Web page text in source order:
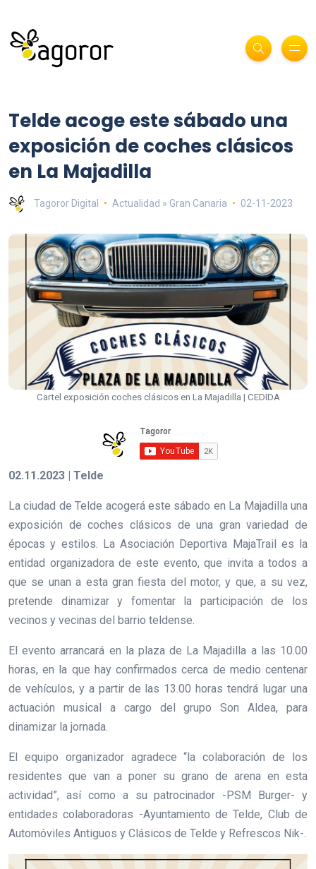
Telde acoge este sábado una
exposición de coches clásicos
en La Majadilla
Tagoror Digital Actualidad » Gran Canaria 02-11-2023
Cartel exposición coches clásicos en La Majadilla | CEDIDA
02.11.2023 | Telde
La ciudad de Telde acogerá este sábado en La Majadilla una
exposición de coches clásicos de una gran variedad de
épocas y estilos. La Asociación Deportiva MajaTrail es la
entidad organizadora de este evento, que invita a todos a
que se unan a esta gran fiesta del motor, y que, a su vez,
pretende dinamizar y fomentar la participación de los
vecinos y vecinas del barrio teldense.
El evento arrancará en la plaza de La Majadilla a las 10.00
horas, en la que hay confirmados cerca de medio centenar
de vehículos, y a partir de las 13.00 horas tendrá lugar una
actuación musical a cargo del grupo Son Aldea, para
dinamizar la jornada.
El equipo organizador agradece “la colaboración de los
residentes que van a poner su grano de arena en esta
actividad”, así como a su patrocinador -PSM Burger- y
entidades colaboradoras -Ayuntamiento de Telde, Club de
Automóviles Antiguos y Clásicos de Telde y Refrescos Nik-.